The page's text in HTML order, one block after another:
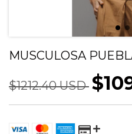
MUSCULOSA
$1212.40 USD